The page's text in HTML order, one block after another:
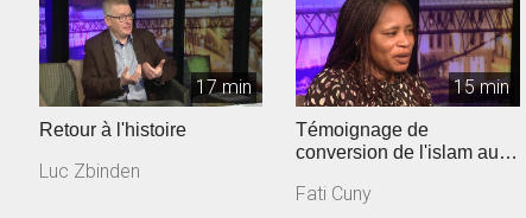
17 min
Retour à l'histoire
Luc Zbinden
15 min
Témoignage de
conversion de l'islam au
Fati Cuny